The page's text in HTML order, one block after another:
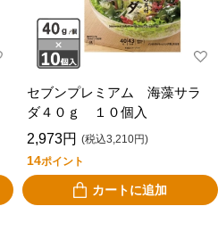
セブンプレミアム 海藻サラ
ダ４０ｇ １０個入
2,973円 (税込3,210円)
14ポイント
カートに追加